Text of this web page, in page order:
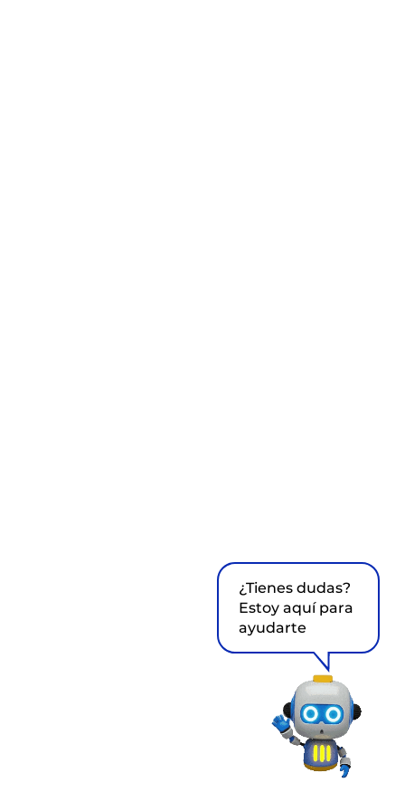
¿Tienes dudas?
Estoy aquí para
ayudarte